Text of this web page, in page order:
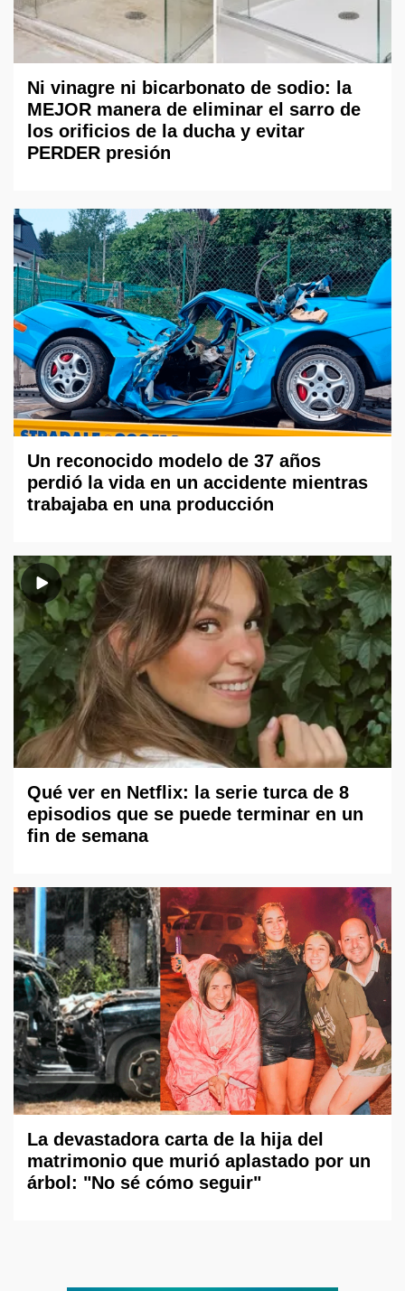
Ni vinagre ni bicarbonato de sodio: la
MEJOR manera de eliminar el sarro de
los orificios de la ducha y evitar
PERDER presión
Un reconocido modelo de 37 años
perdió la vida en un accidente mientras
trabajaba en una producción
Qué ver en Netflix: la serie turca de 8
episodios que se puede terminar en un
fin de semana
La devastadora carta de la hija del
matrimonio que murió aplastado por un
árbol: "No sé cómo seguir"